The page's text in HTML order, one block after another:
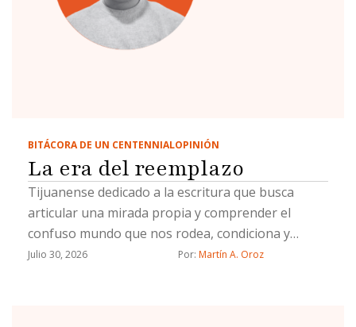
BITÁCORA DE UN CENTENNIALOPINIÓN
La era del reemplazo
Tijuanense dedicado a la escritura que busca
articular una mirada propia y comprender el
confuso mundo que nos rodea, condiciona y
define.
Julio 30, 2026 Por: Martín A. Oroz